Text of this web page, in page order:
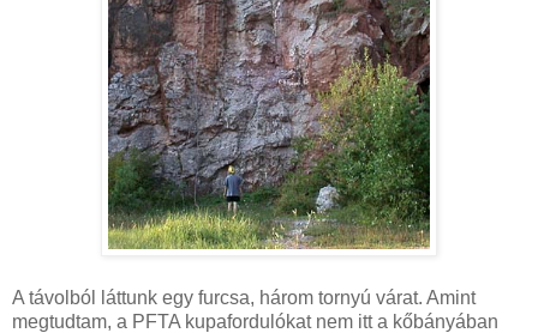
A távolból láttunk egy furcsa, három tornyú várat. Amint
megtudtam, a PFTA kupafordulókat nem itt a kőbányában